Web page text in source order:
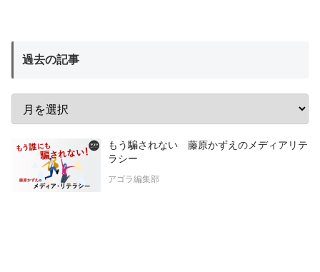
過去の記事
もう騙されない 藤原かずえのメディアリテ
ラシー
アゴラ編集部